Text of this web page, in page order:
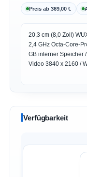
Preis ab 369,00 €
20,3 cm (8,0 Zoll)
2,4 GHz Octa-Core-
GB interner Speicher
Video 3840 x 2160 /
Verfügbarkeit